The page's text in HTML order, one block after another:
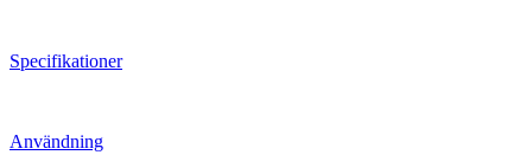
Specifikationer
Användning